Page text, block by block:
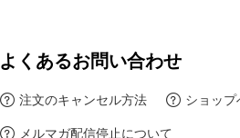
よくあるお問い合わせ
注文のキャンセル方法 ショッ
メルマガ配信停止について